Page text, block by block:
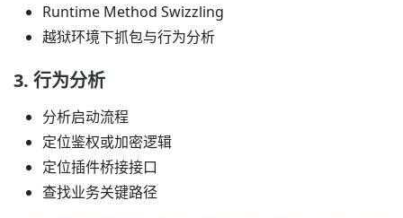
Runtime Method Swizzling
越狱环境下抓包与行为分析
3. 行为分析
分析启动流程
定位鉴权或加密逻辑
定位插件桥接接口
查找业务关键路径